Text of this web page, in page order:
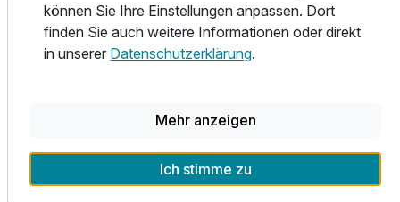
wenigen Minuten zu Fuß.
Mehr Infos
können Sie Ihre Einstellungen anpassen. Dort
finden Sie auch weitere Informationen oder direkt
in unserer Datenschutzerklärung.
Mehr anzeigen
Ich stimme zu